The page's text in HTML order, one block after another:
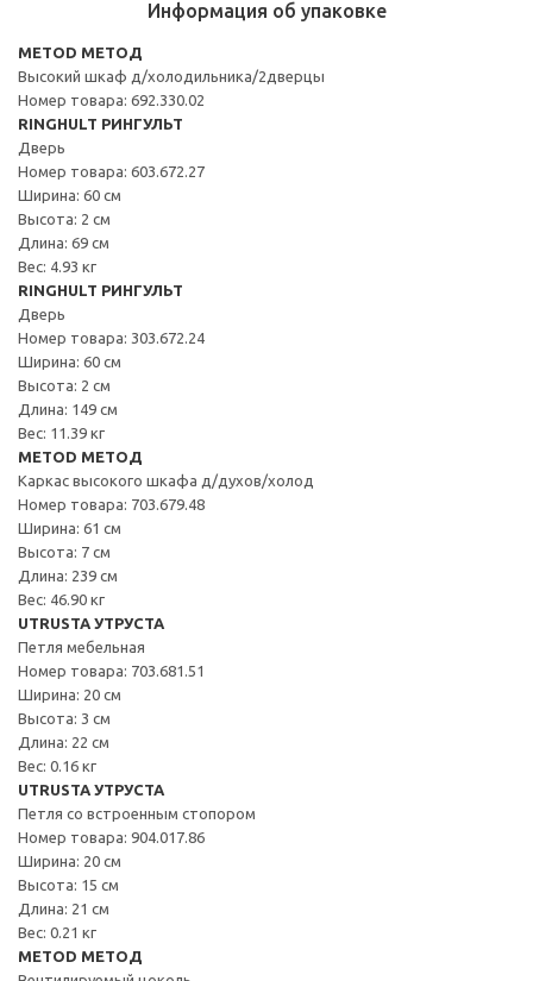
Информация об упаковке
METOD МЕТОД
Высокий шкаф д/холодильника/2дверцы
Номер товара: 692.330.02
RINGHULT РИНГУЛЬТ
Дверь
Номер товара: 603.672.27
Ширина: 60 см
Высота: 2 см
Длина: 69 см
Вес: 4.93 кг
RINGHULT РИНГУЛЬТ
Дверь
Номер товара: 303.672.24
Ширина: 60 см
Высота: 2 см
Длина: 149 см
Вес: 11.39 кг
METOD МЕТОД
Каркас высокого шкафа д/духов/холод
Номер товара: 703.679.48
Ширина: 61 см
Высота: 7 см
Длина: 239 см
Вес: 46.90 кг
UTRUSTA УТРУСТА
Петля мебельная
Номер товара: 703.681.51
Ширина: 20 см
Высота: 3 см
Длина: 22 см
Вес: 0.16 кг
UTRUSTA УТРУСТА
Петля со встроенным стопором
Номер товара: 904.017.86
Ширина: 20 см
Высота: 15 см
Длина: 21 см
Вес: 0.21 кг
METOD МЕТОД